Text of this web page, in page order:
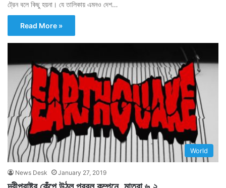
ট্রেন বলে কিছু হয়না। যে তালিকায় এমনও দেশ…
Read More »
World
News Desk January 27, 2019